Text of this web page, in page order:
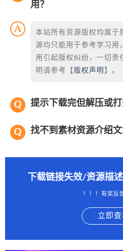
用？
本站所有资源版权均属于
源均只能用于参考学习用
用引起版权纠纷，一切责
明请参考【 版权声明 】。
提示下载完但解压或打
找不到素材资源介绍文
下载链接失效/资源描
！！！有奖反
立即查